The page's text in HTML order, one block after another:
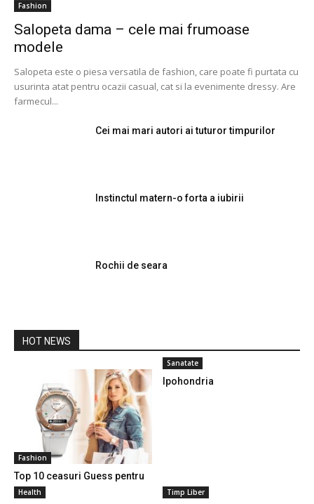
Fashion
Salopeta dama – cele mai frumoase
modele
Salopeta este o piesa versatila de fashion, care poate fi purtata cu
usurinta atat pentru ocazii casual, cat si la evenimente dressy. Are
farmecul...
Cei mai mari autori ai tuturor timpurilor
Instinctul matern-o forta a iubirii
Rochii de seara
HOT NEWS
Fashion
Top 10 ceasuri Guess pentru
femei
Sanatate
Ipohondria
Health Timp Liber